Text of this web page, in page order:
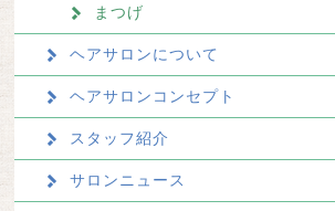
まつげ
ヘアサロンについて
ヘアサロンコンセプト
スタッフ紹介
サロンニュース